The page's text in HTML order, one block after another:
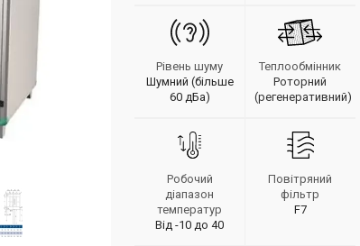
Рівень шуму
Шумний (більше
60 дБа)
Теплообмінник
Роторний
(регенеративний)
Робочий
діапазон
температур
Від -10 до 40
Повітряний
фільтр
F7